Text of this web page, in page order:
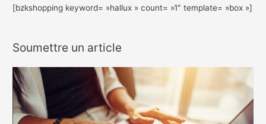
[bzkshopping keyword= »hallux » count= »1″ template= »box »]
Soumettre un article